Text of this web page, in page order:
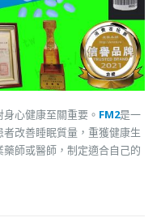
心健康至關重要。 FM2是一
改善睡眠質量，重獲健康生
師或醫師，制定適合自己的